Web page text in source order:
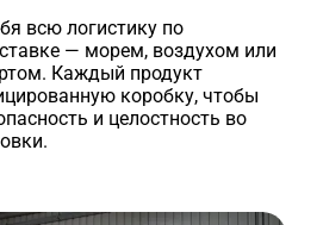
всю логистику по
— морем, воздухом или
Каждый продукт
коробку, чтобы
и целостность во